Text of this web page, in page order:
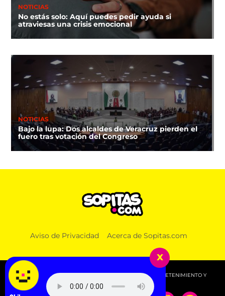
NOTICIAS
No estás solo: Aquí puedes pedir ayuda si
atraviesas una crisis emocional
NOTICIAS
Bajo la lupa: Dos alcaldes de Veracruz pierden el
fuero tras votación del Congreso
Aviso de Privacidad Acerca de Sopitas.com
© 2026 SOPITAS.COM - MÚSICA, NOTICIAS, DEPORTES, ENTRETENIMIENTO Y
MÁS!.
x